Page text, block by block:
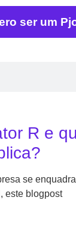
ser um
aqui se vale a
R e
se
este blogpost